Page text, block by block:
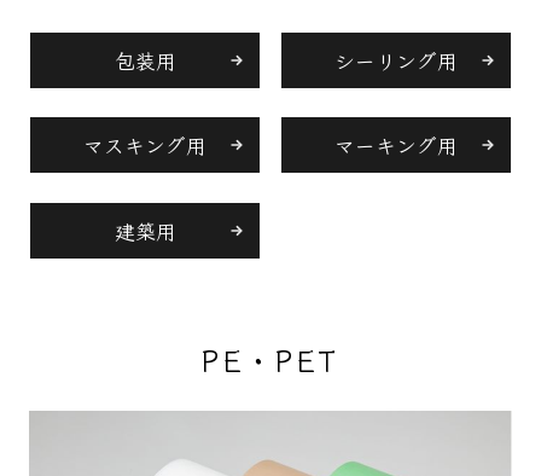
包装用 シーリング用
マスキング用 マーキング用
建築用
PE・PET